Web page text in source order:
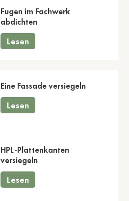
Fugen im Fachwerk
abdichten
Lesen
Eine Fassade versiegeln
Lesen
HPL-Plattenkanten
versiegeln
Lesen